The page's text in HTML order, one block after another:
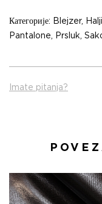
Категорије: Blejzer,
Pantalone, Prsluk,
Imate pitanja?